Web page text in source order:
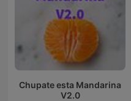
Chupate esta Mandarina
V2.0